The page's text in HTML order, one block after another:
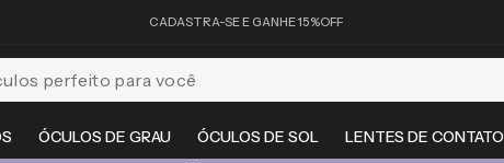
CADASTRA-SE E GANHE 15%OFF
ÓCULOS DE GRAU ÓCULOS DE SOL LENTES DE CONTATO
para você